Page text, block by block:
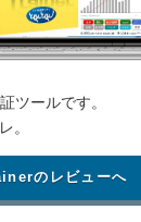
ツールです。
。
のレビューへ